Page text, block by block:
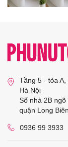
Tầng 5 - tòa A,
Hà Nội
Số nhà 2B
quận Long
0936 99 3933